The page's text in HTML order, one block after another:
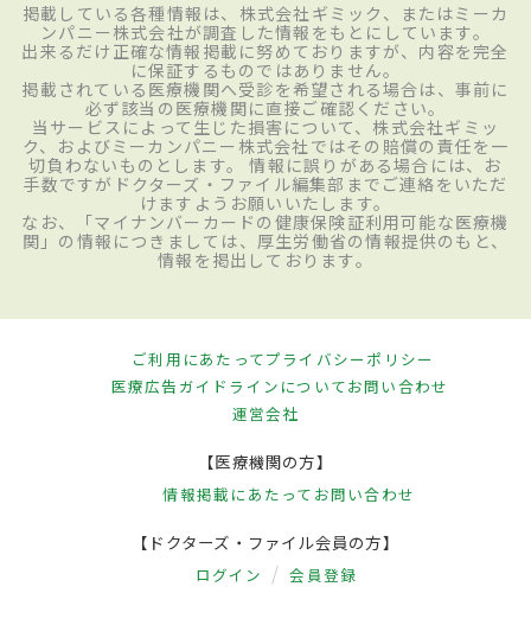
掲載している各種情報は、株式会社ギミック、またはミーカ
ンパニー株式会社が調査した情報をもとにしています。
出来るだけ正確な情報掲載に努めておりますが、内容を完全
に保証するものではありません。
掲載されている医療機関へ受診を希望される場合は、事前に
必ず該当の医療機関に直接ご確認ください。
当サービスによって生じた損害について、株式会社ギミッ
ク、およびミーカンパニー株式会社ではその賠償の責任を一
切負わないものとします。 情報に誤りがある場合には、お
手数ですがドクターズ・ファイル編集部までご連絡をいただ
けますようお願いいたします。
なお、「マイナンバーカードの健康保険証利用可能な医療機
関」の情報につきましては、厚生労働省の情報提供のもと、
情報を掲出しております。
ご利用にあたってプライバシーポリシー
医療広告ガイドラインについてお問い合わせ
運営会社
【医療機関の方】
情報掲載にあたって お問い合わせ
【ドクターズ・ファイル会員の方】
ログイン 会員登録